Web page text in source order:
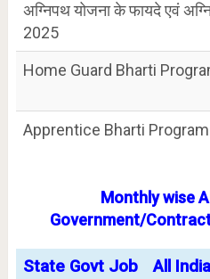
अग्निपथ योजना के फायदे एवं
2025
Home Guard Bharti
Apprentice Bharti
Monthly wise
Government/
State Govt Job
All